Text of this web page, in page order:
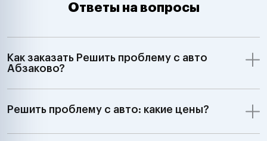
Ответы на вопросы
Как заказать Решить проблему с авто
Абзаково?
Решить проблему с авто: какие цены?